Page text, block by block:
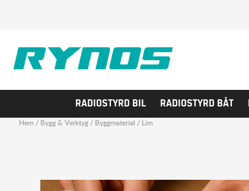
RADIOSTYRD BIL RADIOSTYRD BÅT
Hem / Bygg & Verktyg/ Byggmaterial / Lim